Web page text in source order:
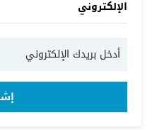
الإلكتروني